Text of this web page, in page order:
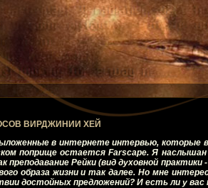
ВИРДЖИНИИ ХЕЙ
в интернете интервью, которые
поприще остается Farscape. Я
преподавание Рейки (вид духовной
образа жизни и так далее. Но мне
достойных предложений? И есть ли у